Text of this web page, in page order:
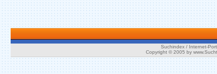
Suchindex / Internet-
Copyright © 2005 by